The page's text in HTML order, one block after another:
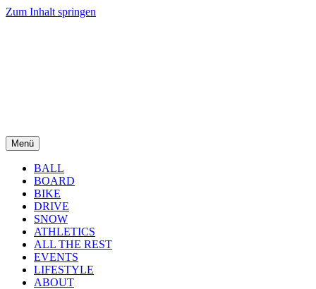
Zum Inhalt springen
Menü
BALL
BOARD
BIKE
DRIVE
SNOW
ATHLETICS
ALL THE REST
EVENTS
LIFESTYLE
ABOUT